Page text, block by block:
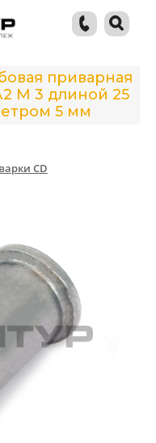
приварная
М 3 длиной 25
5 мм
CD